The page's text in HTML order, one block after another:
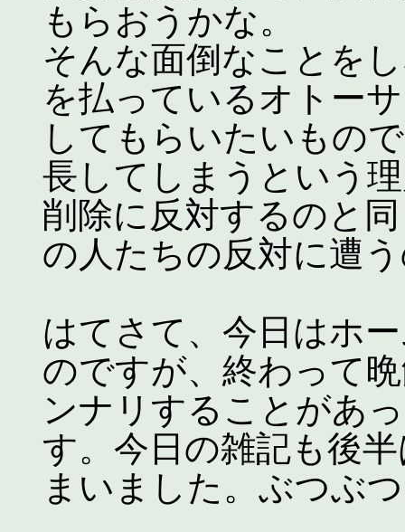
もらおうかな。
そんな面倒なことを
を払っているオトー
してもらいたいもの
長してしまうという
削除に反対するのと
の人たちの反対に遭
はてさて、今日はホ
のですが、終わって
ンナリすることがあ
す。今日の雑記も後
まいました。ぶつぶ